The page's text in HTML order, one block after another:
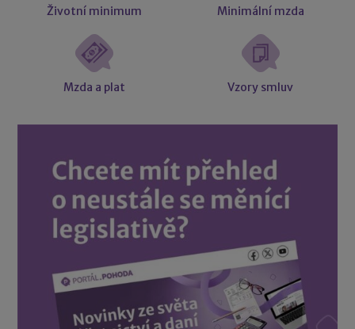
Životní minimum Minimální mzda
Mzda a plat Vzory smluv